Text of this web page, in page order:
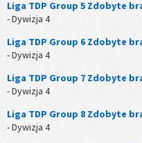
Liga TDP Group 5 Zdobyte
- Dywizja 4
Liga TDP Group 6 Zdobyte
- Dywizja 4
Liga TDP Group 7 Zdobyte
- Dywizja 4
Liga TDP Group 8 Zdobyte
- Dywizja 4